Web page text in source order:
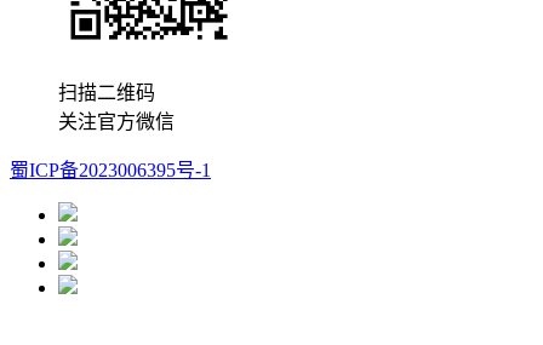
扫描二维码
关注官方微信
蜀ICP备2023006395号-1